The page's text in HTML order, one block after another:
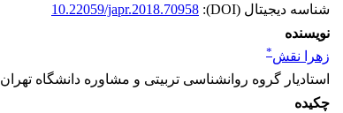
شناسه دیجیتال (DOI):
10.22059/japr.2018.70958
نویسنده
زهرا نقش*
استادیار گروه روانشناسی تربیتی و مشاوره دانشگاه تهران
چکیده